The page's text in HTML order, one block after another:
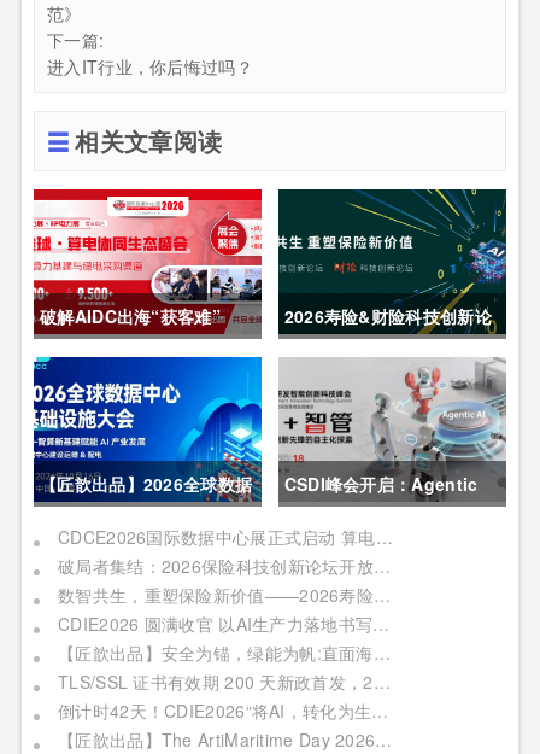
范》
下一篇:
进入IT行业，你后悔过吗？
相关文章阅读
破解AIDC出海“获客难”
CDCE2026数据中心展
以“算电协同”重构全球算力
供应链
2026寿险&财险科技创新论
坛圆满举办
【匠歆出品】2026全球数据
中心基础设施大会首发｜院
士领衔，100+头部企业已确
认，500人齐聚上海
CSDI峰会开启：Agentic
AI 落地应用的黄金期，智能
系统重塑生产力
CDCE2026国际数据中心展正式启动 算电协同驱动产业升级 搭建全球合作平台
破局者集结：2026保险科技创新论坛开放“数智共生”最佳实践案例征集
数智共生，重塑保险新价值——2026寿险&财险科技创新论坛即将启幕
CDIE2026 圆满收官 以AI生产力落地书写数字化转型新答卷
【匠歆出品】安全为锚，绿能为帆:直面海事网络安全与绿色航运的双重挑战@The ArtiMaritime Day 2026匠歆海事攻坚日 | 5月29日·上海
TLS/SSL 证书有效期 200 天新政首发，2026 亚数TrustAsia CaaS 2.0 发布会邀您见证！
倒计时42天！CDIE2026“将AI，转化为生产力”峰会启幕在即！
【匠歆出品】The ArtiMaritime Day 2026匠歆海事攻坚日 | 5月28日·上海